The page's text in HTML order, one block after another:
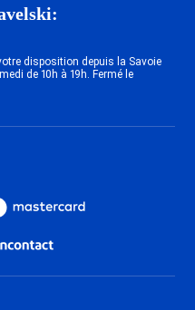
disposition depuis la Savoie
de 10h à 19h. Fermé le